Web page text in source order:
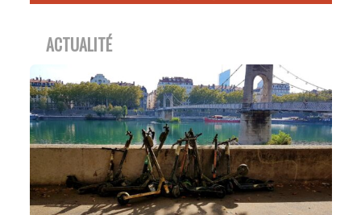
ACTUALITÉ